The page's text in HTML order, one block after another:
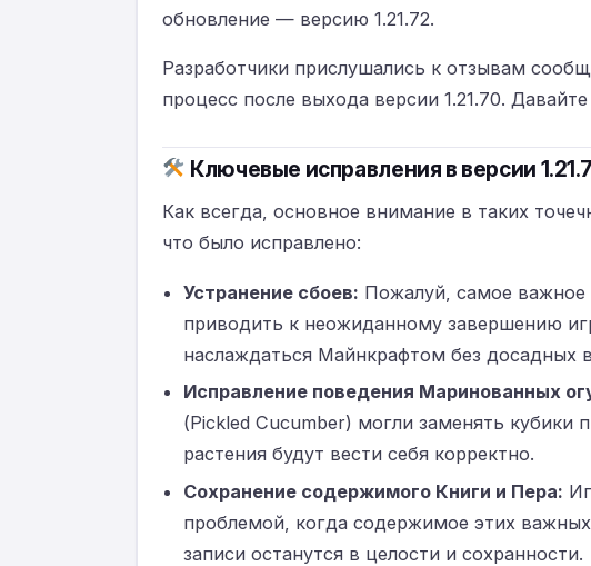
обновление — версию 1.21.72.
Разработчики прислушались к отзывам
процесс после выхода версии 1.21.70.
Ключевые исправления в версии
Как всегда, основное внимание в таких
что было исправлено:
Устранение сбоев: Пожалуй, самое важное
приводить к неожиданному завершению
наслаждаться Майнкрафтом без досадных
Исправление поведения Маринованных
(Pickled Cucumber) могли заменять
растения будут вести себя корректно.
Сохранение содержимого Книги и Пера:
проблемой, когда содержимое этих
записи останутся в целости и сохранности.